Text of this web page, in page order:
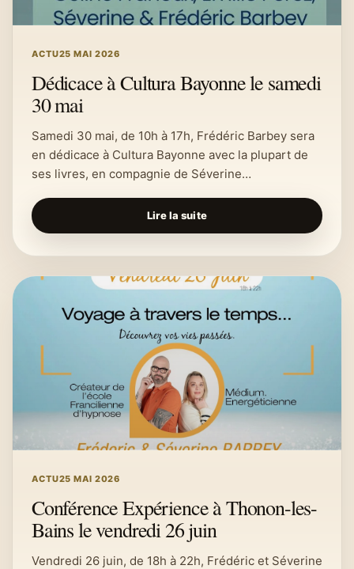
ACTU25 MAI 2026
Dédicace à Cultura Bayonne le samedi
30 mai
Samedi 30 mai, de 10h à 17h, Frédéric Barbey sera
en dédicace à Cultura Bayonne avec la plupart de
ses livres, en compagnie de Séverine…
Lire la suite
ACTU25 MAI 2026
Conférence Expérience à Thonon-les-
Bains le vendredi 26 juin
Vendredi 26 juin, de 18h à 22h, Frédéric et Séverine